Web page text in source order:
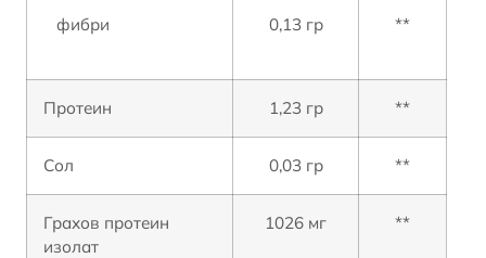
фибри 0,13 гр **
Протеин 1,23 гр **
Сол 0,03 гр **
Грахов протеин
изолат
1026 мг **